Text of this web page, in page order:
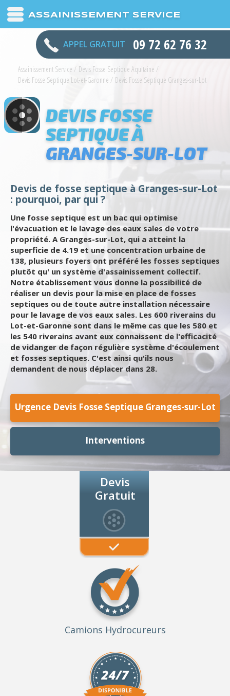
ASSAINISSEMENT SERVICE
APPEL GRATUIT 09 72 62 76 32
Assainissement Service / Devis Fosse Septique Aquitaine /
Devis Fosse Septique Lot-et-Garonne / Devis Fosse Septique Granges-sur-Lot
DEVIS FOSSE
SEPTIQUE À
GRANGES-SUR-LOT
Devis de fosse septique à Granges-sur-Lot
: pourquoi, par qui ?
Une fosse septique est un bac qui optimise
l'évacuation et le lavage des eaux sales de votre
propriété. A Granges-sur-Lot, qui a atteint la
superficie de 4.19 et une concentration urbaine de
138, plusieurs foyers ont préféré les fosses septiques
plutôt qu' un système d'assainissement collectif.
Notre établissement vous donne la possibilité de
réaliser un devis pour la mise en place de fosses
septiques ou de toute autre installation nécessaire
pour le lavage de vos eaux sales. Les 600 riverains du
Lot-et-Garonne sont dans le même cas que les 580 et
les 540 riverains avant eux connaissent de l'efficacité
de vidanger de façon régulière système d'écoulement
et fosses septiques. C'est ainsi qu'ils nous
demandent de nous déplacer dans 28.
Urgence Devis Fosse Septique Granges-sur-Lot
Interventions
Devis
Gratuit
Camions Hydrocureurs